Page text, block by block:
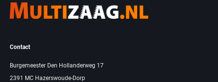
Contact
Burgemeester Den Hollanderweg 17
2391 MC Hazerswoude-Dorp